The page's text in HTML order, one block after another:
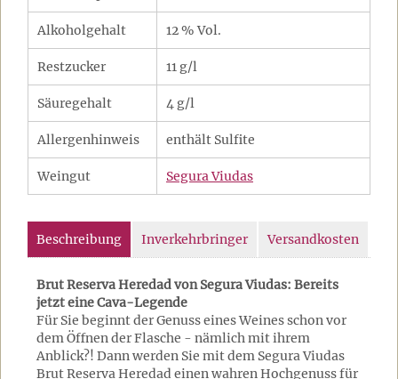
Alkoholgehalt 12 % Vol.
Restzucker 11 g/l
Säuregehalt 4 g/l
Allergenhinweis enthält Sulfite
Weingut Segura Viudas
Beschreibung Inverkehrbringer Versandkosten
Brut Reserva Heredad von Segura Viudas: Bereits
jetzt eine Cava-Legende
Für Sie beginnt der Genuss eines Weines schon vor
dem Öffnen der Flasche - nämlich mit ihrem
Anblick?! Dann werden Sie mit dem Segura Viudas
Brut Reserva Heredad einen wahren Hochgenuss für